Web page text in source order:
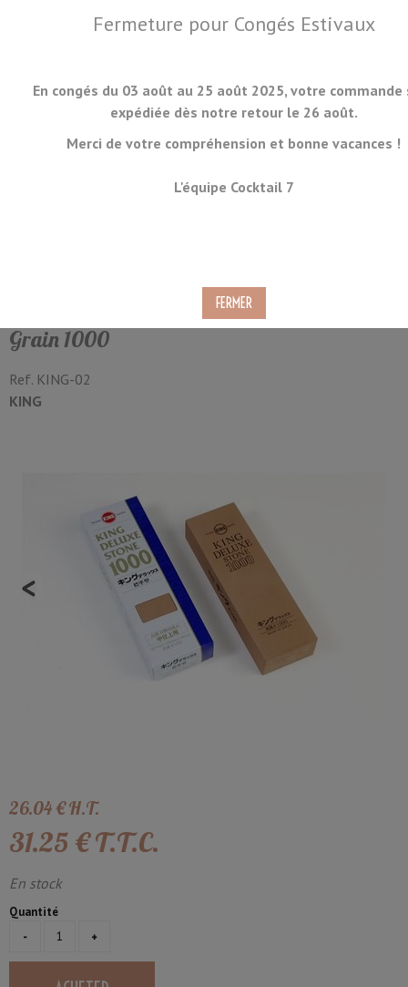
MENU
Fermeture pour Congés Estivaux
En congés du 03 août au 25 août 2025, votre commande
expédiée dès notre retour le 26 août.
Merci de votre compréhension et bonne vacances !
L'équipe Cocktail 7
Stone No.1000 Grain #1000
Grain 1000
Ref. KING-02
KING
26.04€H.T.
31.25 €T.T.C.
En stock
Quantité